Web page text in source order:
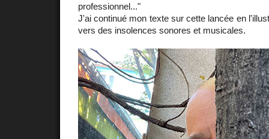
professionnel..."
J'ai continué mon texte sur cette lancée en
vers des insolences sonores et musicales.